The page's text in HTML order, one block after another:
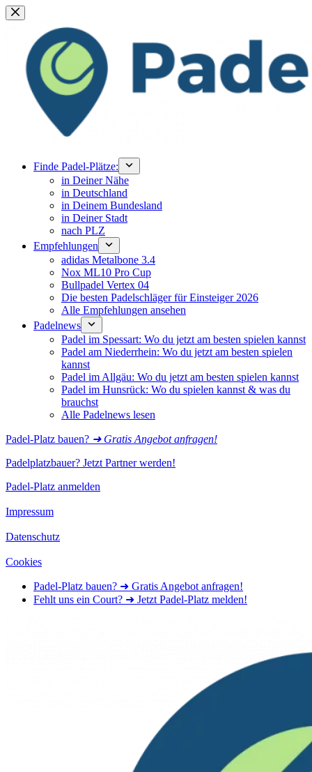
Zum
Inhalt
springen
Finde Padel-Plätze:
in Deiner Nähe
in Deutschland
in Deinem Bundesland
in Deiner Stadt
nach PLZ
Empfehlungen
adidas Metalbone 3.4
Nox ML10 Pro Cup
Bullpadel Vertex 04
Die besten Padelschläger für Einsteiger 2026
Alle Empfehlungen ansehen
Padelnews
Padel im Spessart: Wo du jetzt am besten spielen kannst
Padel am Niederrhein: Wo du jetzt am besten spielen
kannst
Padel im Allgäu: Wo du jetzt am besten spielen kannst
Padel im Hunsrück: Wo du spielen kannst & was du
brauchst
Alle Padelnews lesen
Padel-Platz bauen? ➜ Gratis Angebot anfragen!
Padelplatzbauer? Jetzt Partner werden!
Padel-Platz anmelden
Impressum
Datenschutz
Cookies
Padel-Platz bauen? ➜ Gratis Angebot anfragen!
Fehlt uns ein Court? ➜ Jetzt Padel-Platz melden!